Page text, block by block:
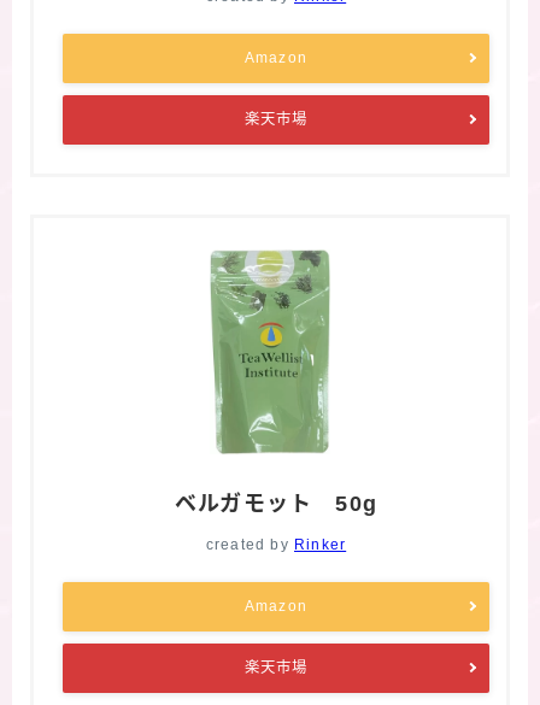
Amazon
楽天市場
ベルガモット 50g
created by Rinker
Amazon
楽天市場